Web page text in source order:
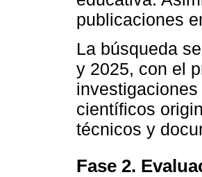
publicaciones
La búsqueda
y 2025, con el
científicos
técnicos y
Fase 2.